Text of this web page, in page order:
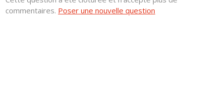
commentaires. Poser une nouvelle question